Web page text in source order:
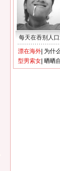
每天在吞别人
漂在海外 为什
型男索女 晒晒